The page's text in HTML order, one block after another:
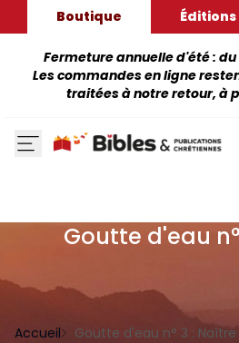
Boutique Éditions
Fermeture annuelle d'été : du
Les commandes en ligne
traitées à notre retour, à
Goutte d'eau
Accueil Goutte d'eau n° 3 : Naître